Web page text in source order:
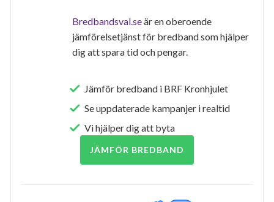
Bredbandsval.seär en oberoende
jämförelsetjänst för bredband som hjälper
dig att spara tid och pengar.
Jämför bredband i BRF Kronhjulet
Se uppdaterade kampanjer i realtid
Vi hjälper dig att byta
JÄMFÖR BREDBAND